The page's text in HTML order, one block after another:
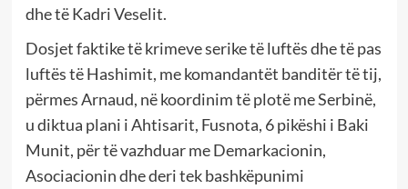
dhe të Kadri Veselit.
Dosjet faktike të krimeve serike të luftës dhe të pas
luftës të Hashimit, me komandantët banditër të tij,
përmes Arnaud, në koordinim të plotë me Serbinë,
u diktua plani i Ahtisarit, Fusnota, 6 pikëshi i Baki
Munit, për të vazhduar me Demarkacionin,
Asociacionin dhe deri tek bashkëpunimi